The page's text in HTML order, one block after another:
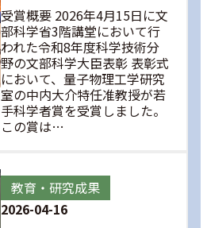
受賞概要 2026年4月15日に文
部科学省3階講堂において行
われた令和8年度科学技術分
野の文部科学大臣表彰 表彰式
において、量子物理工学研究
室の中内大介特任准教授が若
手科学者賞を受賞しました。
この賞は…
教育・研究成果
2026-04-16